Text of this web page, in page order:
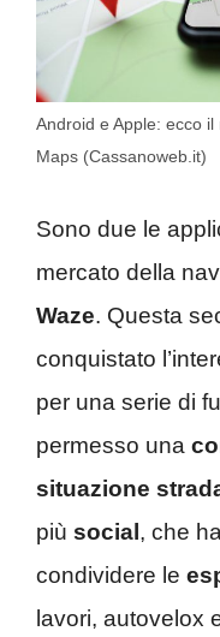
Android e Apple: ecco
Maps (Cassanoweb.it)
Sono due le
mercato della
Waze. Questa
conquistato
per una serie di
permesso una
situazione
più social, che
condividere le
lavori, autovelox